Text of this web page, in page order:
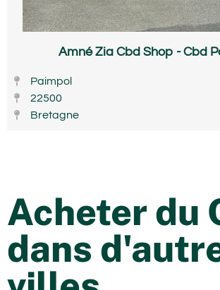
Amné Zia Cbd Shop - Cbd
Paimpol
22500
Bretagne
Acheter du
dans